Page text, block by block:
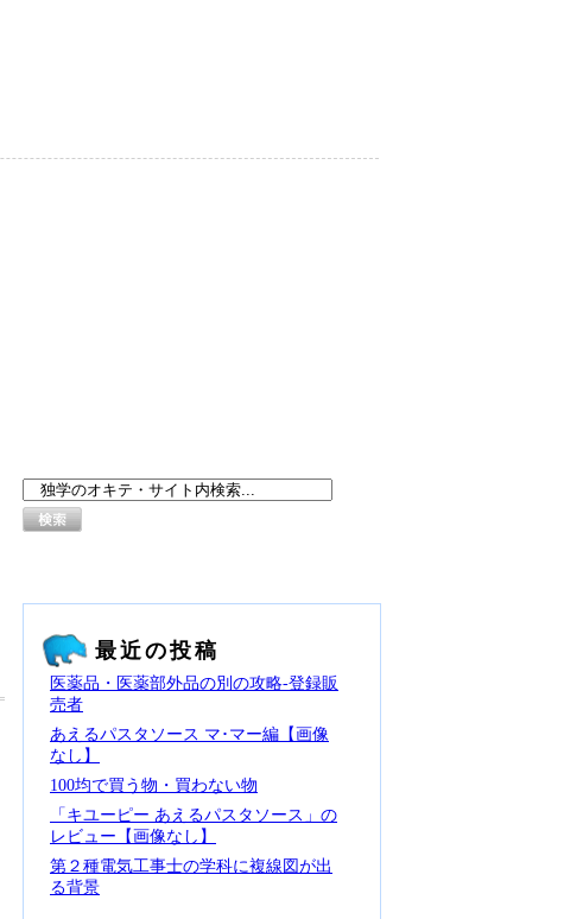
最近の投稿
医薬品・医薬部外品の別の攻略‐登録販
売者
あえるパスタソース マ･マー編【画像
なし】
100均で買う物・買わない物
「キユーピー あえるパスタソース」の
レビュー【画像なし】
第２種電気工事士の学科に複線図が出
る背景